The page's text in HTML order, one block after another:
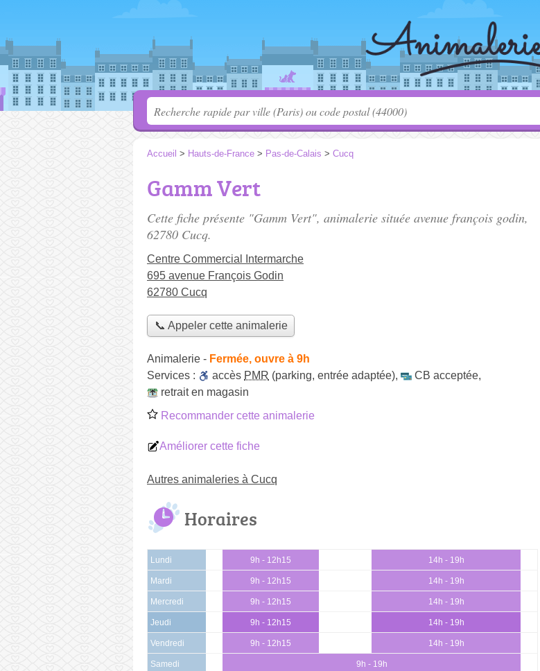
Accueil > Hauts-de-France > Pas-de-Calais > Cucq
Gamm Vert
Cette fiche présente "Gamm Vert", animalerie située avenue françois godin,
62780 Cucq.
Centre Commercial Intermarche
695 avenue François Godin
62780 Cucq
📞 Appeler cette animalerie
Animalerie - Fermée, ouvre à 9h
Services :
accès PMR (parking, entrée adaptée), CB acceptée,
retrait en magasin
Recommander cette animalerie
Améliorer cette fiche
Autres animaleries à Cucq
Horaires
Lundi 9h - 12h15 14h - 19h
Mardi 9h - 12h15 14h - 19h
Mercredi 9h - 12h15 14h - 19h
Jeudi 9h - 12h15 14h - 19h
Vendredi 9h - 12h15 14h - 19h
Samedi 9h - 19h